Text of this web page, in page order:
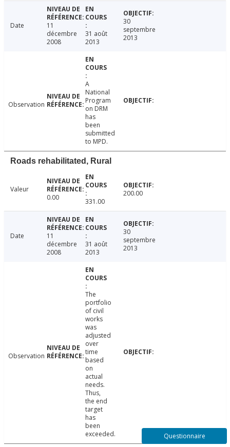
Date
11
décembre
2008
31 août
2013
30
septembre
2013
Observation
A
National
Program
on DRM
has
been
submitted
to MPD.
Roads rehabilitated, Rural
Valeur
0.00
331.00
200.00
Date
11
décembre
2008
31 août
2013
30
septembre
2013
Observation
The
portfolio
of civil
works
was
adjusted
over
time
based
on
actual
needs.
Thus,
the end
target
has
been
exceeded.
Questionnaire